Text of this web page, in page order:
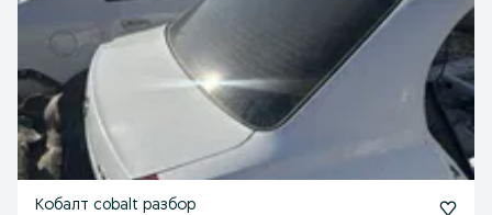
Кобалт cobalt разбор